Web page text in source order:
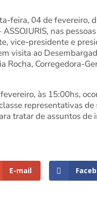
feira, 04 de fevereiro,
ASSOJURIS, nas
vice-presidente e
visita ao
Rocha, Corregedora-
às 15:00hs,
representativas
tratar de assuntos de
E-mail